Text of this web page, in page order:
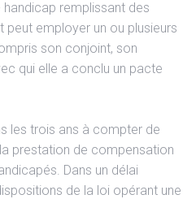
remplissant des
employer un ou plusieurs
son conjoint, son
qui elle a conclu un pacte
les trois ans à compter de
prestation de compensation
Dans un délai
de la loi opérant une